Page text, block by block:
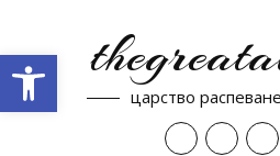
царство
Open toolbar